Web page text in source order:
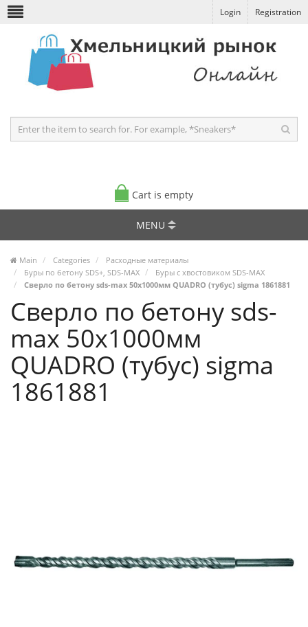
Login Registration
Cart is empty
MENU
Main Categories
Расходные материалы
Буры по бетону SDS+, SDS-MAX
Буры с хвостовиком SDS-MAX
Сверло по бетону sds-max 50х1000мм QUADRO (тубус) sigma 1861881
Сверло по бетону sds-
max 50х1000мм
QUADRO (тубус) sigma
1861881